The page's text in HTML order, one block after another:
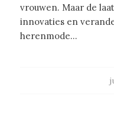
vrouwen. Maar de
innovaties en
herenmode…